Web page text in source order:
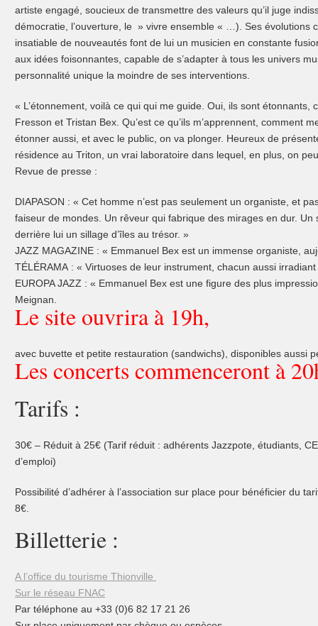
artiste engagé, soucieux de transmettre des valeurs qu’il juge
démocratie, l’ouverture, le » vivre ensemble « …). Ses évolutions
insatiable de nouveautés font de lui un musicien en constante
aux idées foisonnantes, capable de s’adapter à tous les univers
personnalité unique la moindre de ses interventions.
« L’étonnement, voilà ce qui qui me guide. Oui, ils sont étonnants,
Fresson et Tristan Bex. Qu’est ce qu’ils m’apprennent, comment
étonner aussi, et avec le public, on va plonger. Heureux de
résidence au Triton, un vrai laboratoire dans lequel, en plus, on
Revue de presse :
DIAPASON : « Cet homme n’est pas seulement un organiste, et
faiseur de mondes. Un rêveur qui fabrique des mirages en dur. Un
derrière lui un sillage d’îles au trésor. »
JAZZ MAGAZINE : « Emmanuel Bex est un immense organiste,
TÉLÉRAMA : « Virtuoses de leur instrument, chacun aussi irradiant
EUROPA JAZZ : « Emmanuel Bex est une figure des plus
Meignan.
Le site ouvrira à 19h,
avec buvette et petite restauration (sandwichs), disponibles aussi
Les concerts commenceront à
Tarifs :
30€ – Réduit à 25€ (Tarif réduit : adhérents Jazzpote, étudiants,
d’emploi)
Possibilité d’adhérer à l’association sur place pour bénéficier du
8€.
Billetterie :
A l’office du tourisme Thionville
Sur le réseau FNAC
Par téléphone au +33 (0)6 82 17 21 26